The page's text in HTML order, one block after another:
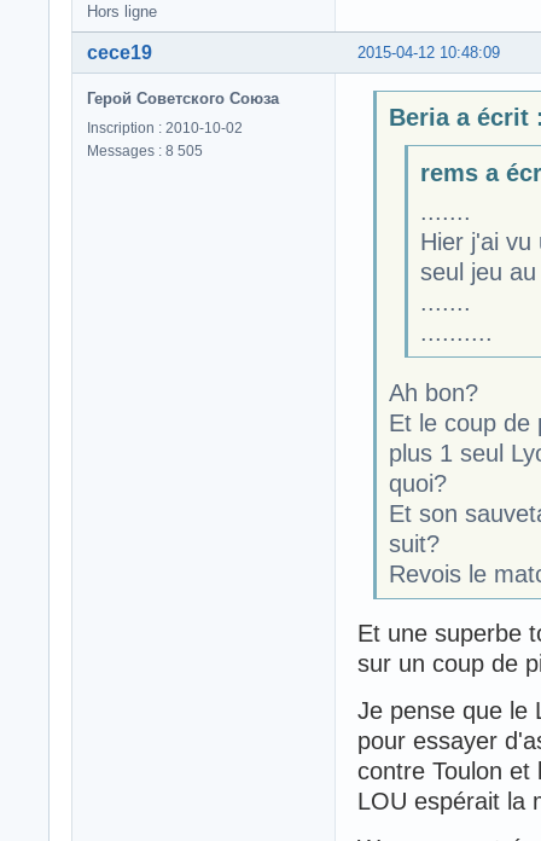
Hors ligne
2015-04-12 10:48:09
cece19
Герой Советского Союза
Inscription : 2010-10-02
Messages : 8 505
Beria a écrit
rems a
.......
Hier j'ai vu
seul jeu
.......
..........
Ah bon?
Et le coup de
plus 1 seul
quoi?
Et son
suit?
Revois le
Et une superbe
sur un coup de
Je pense que le
pour essayer
contre Toulon et
LOU espérait la